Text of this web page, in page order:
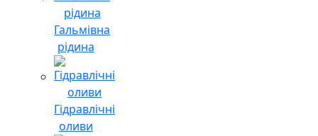
Гальмівна
рідина
Гідравлічні
оливи